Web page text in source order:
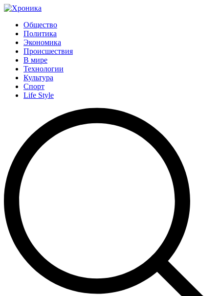
Общество
Политика
Экономика
Происшествия
В мире
Технологии
Культура
Спорт
Life Style